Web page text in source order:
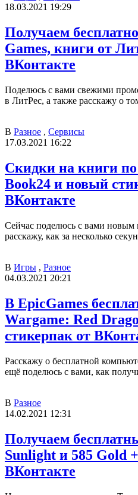
18.03.2021 19:29
Получаем
Games, книги от
ВКонтакте
Поделюсь с вами свежими
в ЛитРес, а также расскажу о
В Разное , Сервисы
17.03.2021 16:22
Скидки на книги
Book24 и новый
ВКонтакте
Сейчас поделюсь с вами новым
расскажу, как за несколько
В Игры , Разное
04.03.2021 20:21
В EpicGames
Wargame: Red
стикерпак от
Расскажу о бесплатной
ещё поделюсь с вами, как
В Разное
14.02.2021 12:31
Получаем
Sunlight и 585 Gold
ВКонтакте